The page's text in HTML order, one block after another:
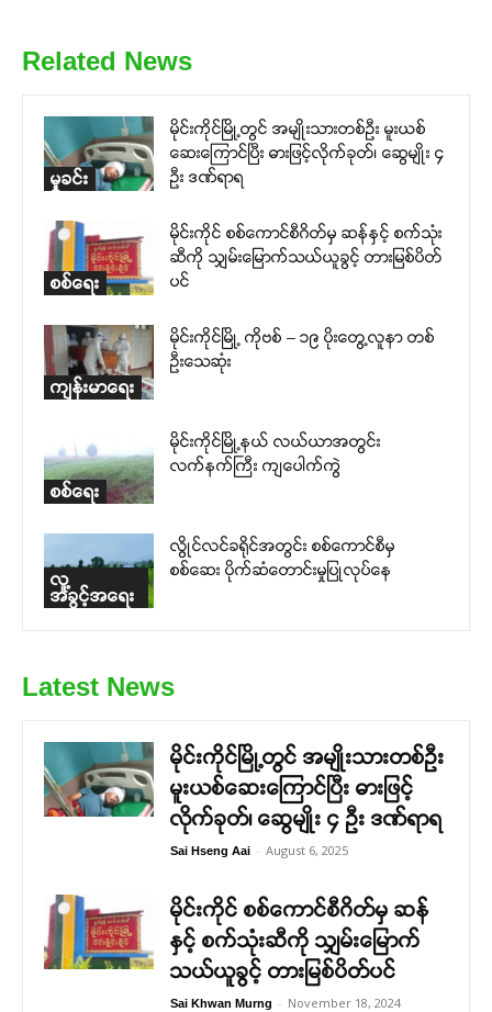
Related News
မှုခင်း
မိုင်းကိုင်မြို့တွင် အမျိုးသားတစ်ဦး မူးယစ်
ဆေးကြောင်ပြီး ဓားဖြင့်လိုက်ခုတ်၊ ဆွေမျိုး ၄
ဦး ဒဏ်ရာရ
စစ်ရေး
မိုင်းကိုင် စစ်ကောင်စီဂိတ်မှ ဆန်နှင့် စက်သုံး
ဆီကို သျှမ်းမြောက်သယ်ယူခွင့် တားမြစ်ပိတ်
ပင်
ကျန်းမာရေး
မိုင်းကိုင်မြို့ ကိုဗစ် – ၁၉ ပိုးတွေ့လူနာ တစ်
ဦးသေဆုံး
စစ်ရေး
မိုင်းကိုင်မြို့နယ် လယ်ယာအတွင်း
လက်နက်ကြီး ကျပေါက်ကွဲ
လူ့
အခွင့်အရေး
လွိုင်လင်ခရိုင်အတွင်း စစ်ကောင်စီမှ
စစ်ဆေး ပိုက်ဆံတောင်းမှုပြုလုပ်နေ
Latest News
မိုင်းကိုင်မြို့တွင် အမျိုးသားတစ်ဦး
မူးယစ်ဆေးကြောင်ပြီး ဓားဖြင့်
လိုက်ခုတ်၊ ဆွေမျိုး ၄ ဦး ဒဏ်ရာရ
Sai Hseng Aai - August 6, 2025
မိုင်းကိုင် စစ်ကောင်စီဂိတ်မှ ဆန်
နှင့် စက်သုံးဆီကို သျှမ်းမြောက်
သယ်ယူခွင့် တားမြစ်ပိတ်ပင်
Sai Khwan Murng - November 18, 2024